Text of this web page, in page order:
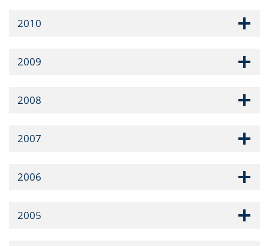
2010
2009
2008
2007
2006
2005